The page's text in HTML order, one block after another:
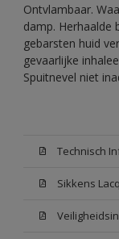
Ontvlambaar.
damp. Herhaalde
gebarsten huid
gevaarlijke
Spuitnevel niet
Technisch